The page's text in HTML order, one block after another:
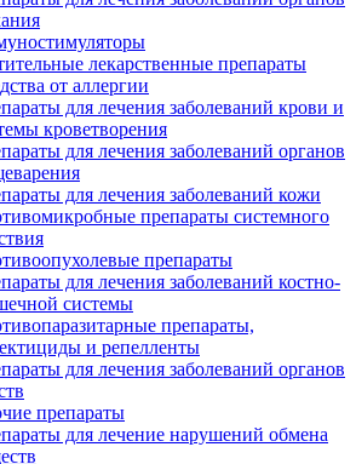
лекарственные препараты
от аллергии
для лечения заболеваний крови и
кроветворения
для лечения заболеваний органов
для лечения заболеваний кожи
препараты системного
препараты
для лечения заболеваний костно-
системы
препараты,
и репелленты
для лечения заболеваний органов
препараты
для лечение нарушений обмена